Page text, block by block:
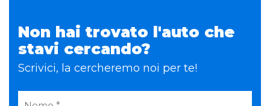
Non hai trovato l'auto che
stavi cercando?
Scrivici, la cercheremo noi per te!